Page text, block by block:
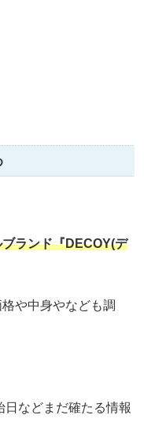
ランド『DECOY(デ
や中身やなども調
などまだ確たる情報